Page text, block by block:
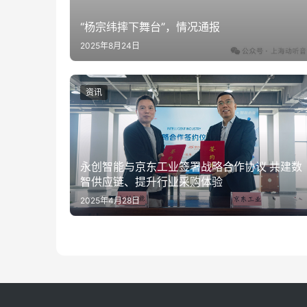
“杨宗纬摔下舞台”，情况通报
2025年8月24日
永创智能与京东工业签署战略合作协议 共建数
智供应链、提升行业采购体验
2025年4月28日
资讯